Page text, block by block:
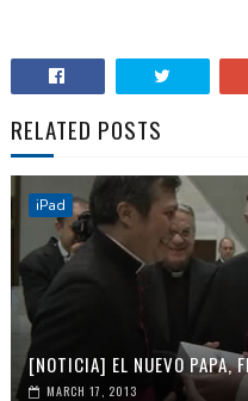
RELATED POSTS
iPad
[NOTICIA] EL NUEVO PAPA,
MARCH 17, 2013